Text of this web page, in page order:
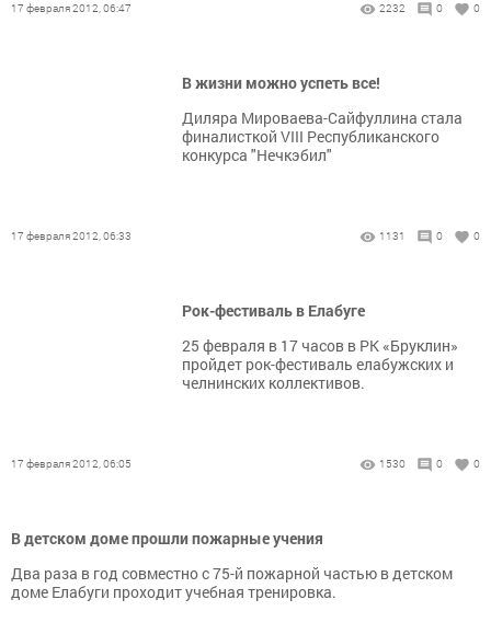
17 февраля 2012, 06:47 2232 0 0
В жизни можно успеть все!
Диляра Мироваева-Сайфуллина стала
финалисткой VIII Республиканского
конкурса "Нечкэбил"
17 февраля 2012, 06:33 1131 0 0
Рок-фестиваль в Елабуге
25 февраля в 17 часов в РК «Бруклин»
пройдет рок-фестиваль елабужских и
челнинских коллективов.
17 февраля 2012, 06:05 1530 0 0
В детском доме прошли пожарные учения
Два раза в год совместно с 75-й пожарной частью в детском
доме Елабуги проходит учебная тренировка.